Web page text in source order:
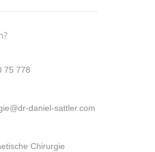
75 778
daniel-sattler.com
Chirurgie